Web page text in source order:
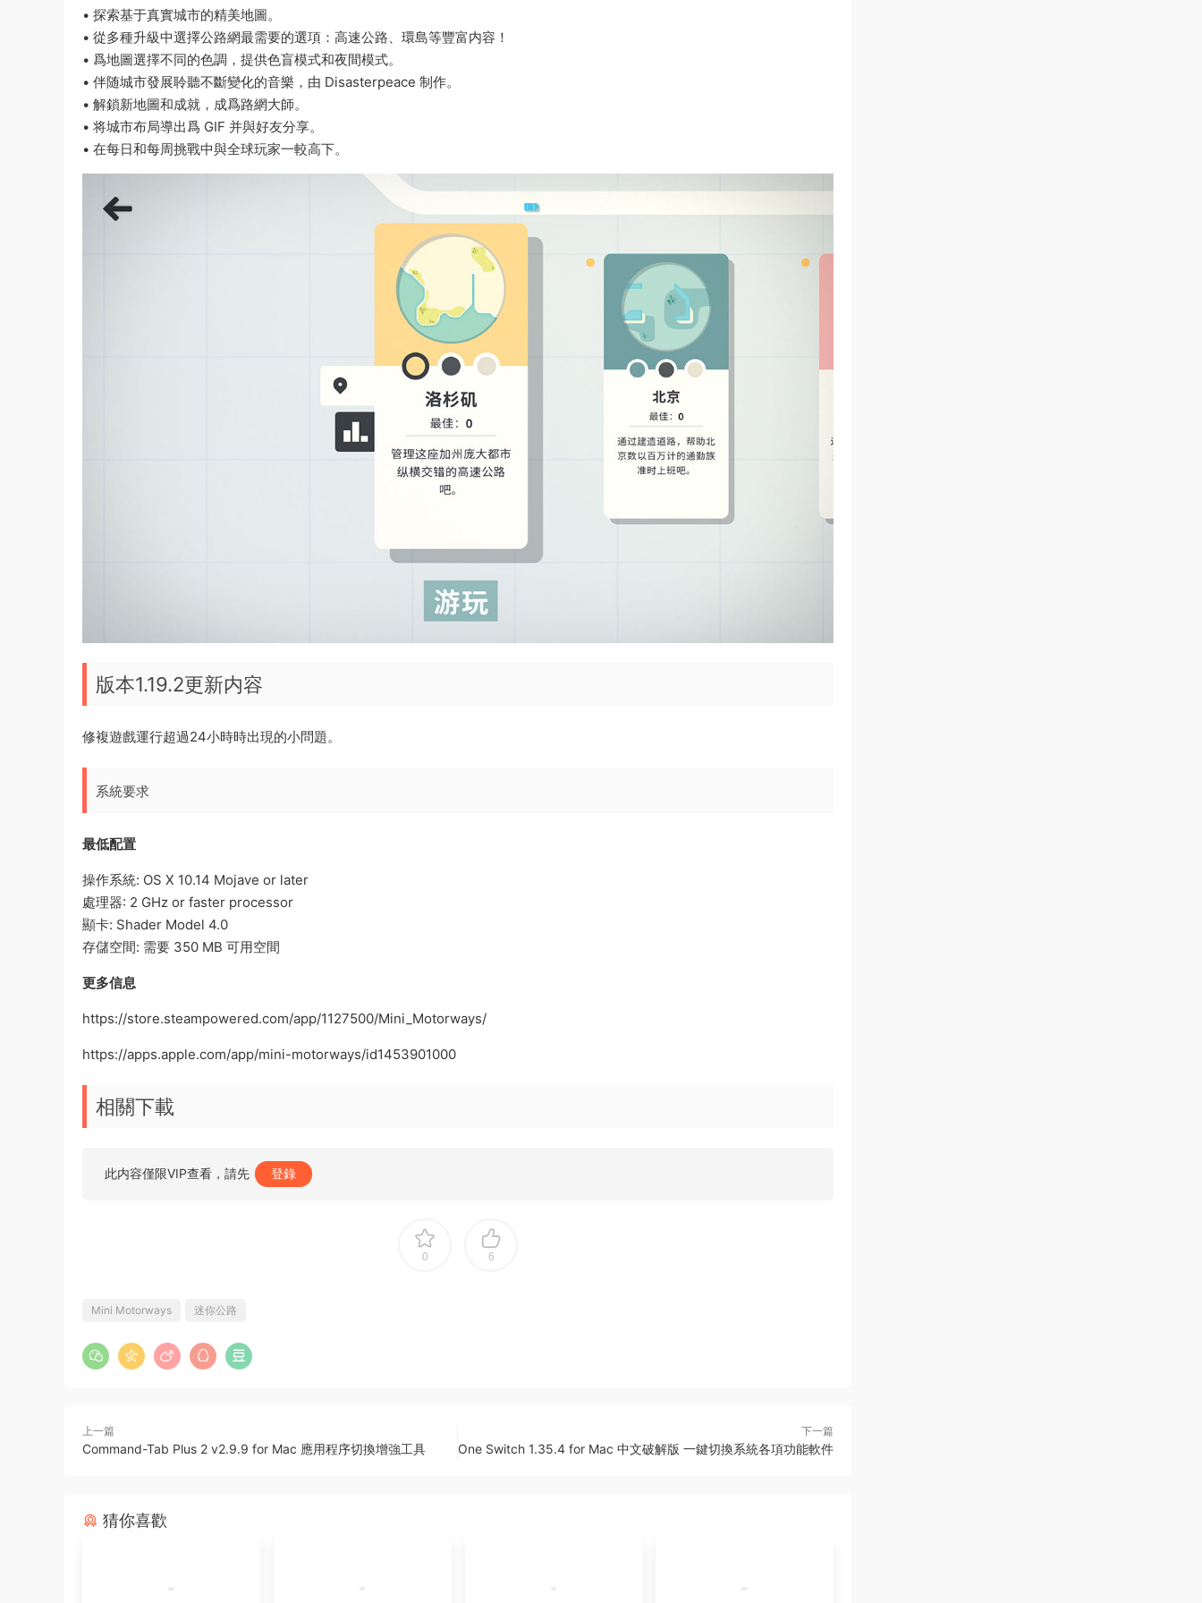
• 探索基于真實城市的精美地圖。
• 從多種升級中選擇公路網最需要的選項：高速公路、環島等豐富内容！
• 爲地圖選擇不同的色調，提供色盲模式和夜間模式。
• 伴随城市發展聆聽不斷變化的音樂，由 Disasterpeace 制作。
• 解鎖新地圖和成就，成爲路網大師。
• 将城市布局導出爲 GIF 并與好友分享。
• 在每日和每周挑戰中與全球玩家一較高下。
版本1.19.2更新内容
修複遊戲運行超過24小時時出現的小問題。
系統要求
最低配置
操作系統: OS X 10.14 Mojave or later
處理器: 2 GHz or faster processor
顯卡: Shader Model 4.0
存儲空間: 需要 350 MB 可用空間
更多信息
https://store.steampowered.com/app/1127500/Mini_Motorways/
https://apps.apple.com/app/mini-motorways/id1453901000
相關下載
此内容僅限VIP查看，請先 登錄
0 6
Mini Motorways 迷你公路
上一篇
Command-Tab Plus 2 v2.9.9 for Mac 應用程序切換增強工具
下一篇
One Switch 1.35.4 for Mac 中文破解版 一鍵切換系統各項功能軟件
猜你喜歡